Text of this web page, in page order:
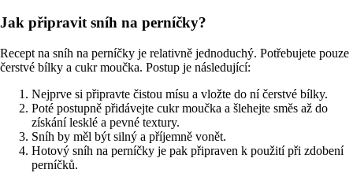
Jak připravit sníh na perníčky?
Recept na sníh na perníčky je relativně jednoduchý. Potřebujete pouze
čerstvé bílky a cukr moučka. Postup je následující:
Nejprve si připravte čistou mísu a vložte do ní čerstvé bílky.
Poté postupně přidávejte cukr moučka a šlehejte směs až do
získání lesklé a pevné textury.
Sníh by měl být silný a příjemně vonět.
Hotový sníh na perníčky je pak připraven k použití při zdobení
perníčků.